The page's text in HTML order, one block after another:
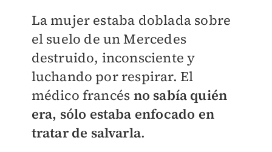
La mujer estaba doblada sobre
el suelo de un Mercedes
destruido, inconsciente y
luchando por respirar. El
médico francés no sabía quién
era, sólo estaba enfocado en
tratar de salvarla.